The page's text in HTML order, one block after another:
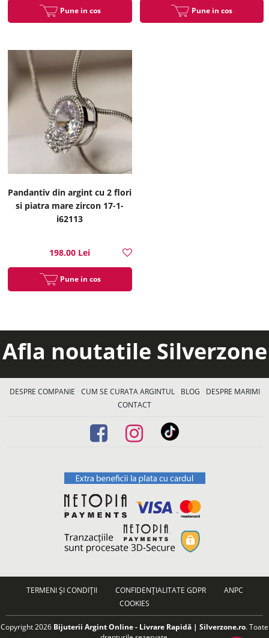
Pune in cos Pune in cos
Pandantiv din argint cu 2 flori
si piatra mare zircon 17-1-
i62113
198.00 Lei
Pune in cos
Afla noutatile Silverzone
DESPRE COMPANIE CUM SE CURATA ARGINTUL BLOG
DESPRE MARIMI
CONTACT
TERMENI ȘI CONDIȚII CONFIDENȚIALITATE GDPR
ANPC
COOKIES
Copyright 2026 Bijuterii Argint Online - Livrare Rapidă | Silverzone.ro. Toate